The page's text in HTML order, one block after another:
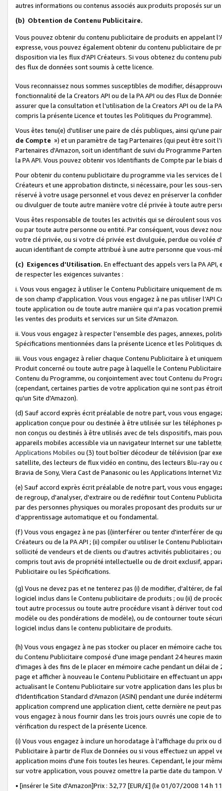
autres informations ou contenus associés aux produits proposés sur
(b) Obtention de Contenu Publicitaire.
Vous pouvez obtenir du contenu publicitaire de produits en appelant
expresse, vous pouvez également obtenir du contenu publicitaire de
disposition via les flux d'API Créateurs. Si vous obtenez du contenu
des flux de données sont soumis à cette licence.
Vous reconnaissez nous sommes susceptibles de modifier,
fonctionnalité de la Creators API ou de la PA API ou des Flux de
assurer que la consultation et l'utilisation de la Creators API ou de la
compris la présente Licence et toutes les Politiques du Programme).
Vous êtes tenu(e) d'utiliser une paire de clés publiques, ainsi qu'une
de Compte ») et un paramètre de tag Partenaires (qui peut être soit
Partenaires d'Amazon, soit un identifiant de suivi du Programme
la PA API. Vous pouvez obtenir vos Identifiants de Compte par le biais
Pour obtenir du contenu publicitaire du programme via les services
Créateurs et une approbation distincte, si nécessaire, pour les sous-
réservé à votre usage personnel et vous devez en préserver la
ou divulguer de toute autre manière votre clé privée à toute autre
Vous êtes responsable de toutes les activités qui se déroulent sous
ou par toute autre personne ou entité. Par conséquent, vous devez
votre clé privée, ou si votre clé privée est divulguée, perdue ou volée
aucun identifiant de compte attribué à une autre personne que vous-
(c) Exigences d'Utilisation. En effectuant des appels vers la PA
de respecter les exigences suivantes :
i. Vous vous engagez à utiliser le Contenu Publicitaire uniquement de
de son champ d'application. Vous vous engagez à ne pas utiliser l’API
toute application ou de toute autre manière qui n'a pas vocation
les ventes des produits et services sur un Site d'Amazon.
ii. Vous vous engagez à respecter l'ensemble des pages, annexes,
Spécifications mentionnées dans la présente Licence et les Politiques
iii. Vous vous engagez à relier chaque Contenu Publicitaire à et
Produit concerné ou toute autre page à laquelle le Contenu
Contenu du Programme, ou conjointement avec tout Contenu du
(cependant, certaines parties de votre application qui ne sont pas
qu'un Site d'Amazon).
(d) Sauf accord exprès écrit préalable de notre part, vous vous
application conçue pour ou destinée à être utilisée sur les téléphones
non conçus ou destinés à être utilisés avec de tels dispositifs, mais
appareils mobiles accessible via un navigateur Internet sur une
Applications Mobiles ou (3) tout boîtier décodeur de télévision (par
satellite, des lecteurs de flux vidéo en continu, des lecteurs Blu-ray
Bravia de Sony, Viera Cast de Panasonic ou les Applications Internet
(e) Sauf accord exprès écrit préalable de notre part, vous vous
de regroup, d'analyser, d'extraire ou de redéfinir tout Contenu
par des personnes physiques ou morales proposant des produits sur
d’apprentissage automatique et ou fondamental.
(f) Vous vous engagez à ne pas (i)interférer ou tenter d'interférer de
Créateurs ou de la PA API ; (ii) compiler ou utiliser le Contenu
sollicité de vendeurs et de clients ou d'autres activités publicitaires ;
compris tout avis de propriété intellectuelle ou de droit exclusif,
Publicitaire ou les Spécifications.
(g) Vous ne devez pas et ne tenterez pas (i) de modifier, d'altérer, de
logiciel inclus dans le Contenu publicitaire de produits ; ou (ii) de
tout autre processus ou toute autre procédure visant à dériver tout
modèle ou des pondérations de modèle), ou de contourner toute
logiciel inclus dans le contenu publicitaire de produits.
(h) Vous vous engagez à ne pas stocker ou placer en mémoire cache
du Contenu Publicitaire composé d'une image pendant 24 heures
d'images à des fins de le placer en mémoire cache pendant un délai
page et afficher à nouveau le Contenu Publicitaire en effectuant un
actualisant le Contenu Publicitaire sur votre application dans les plus
d'Identification Standard d'Amazon (ASIN) pendant une durée
application comprend une application client, cette dernière ne peut
vous engagez à nous fournir dans les trois jours ouvrés une copie de
vérification du respect de la présente Licence.
(i) Vous vous engagez à inclure un horodatage à l'affichage du prix
Publicitaire à partir de Flux de Données ou si vous effectuez un appel
application moins d'une fois toutes les heures. Cependant, le jour
sur votre application, vous pouvez omettre la partie date du tampon.
• [insérer le Site d'Amazon]Prix : 32,77 [EUR/£] (le 01/07/2008 14 h